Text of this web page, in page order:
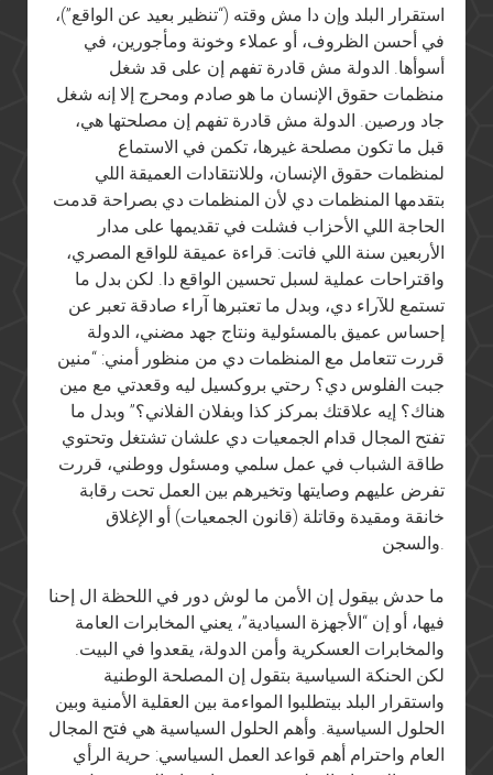
استقرار البلد وإن دا مش وقته (“تنظير بعيد عن الواقع”)،
في أحسن الظروف، أو عملاء وخونة ومأجورين، في
أسوأها. الدولة مش قادرة تفهم إن على قد شغل
منظمات حقوق الإنسان ما هو صادم ومحرج إلا إنه شغل
جاد ورصين. الدولة مش قادرة تفهم إن مصلحتها هي،
قبل ما تكون مصلحة غيرها، تكمن في الاستماع
لمنظمات حقوق الإنسان، وللانتقادات العميقة اللي
بتقدمها المنظمات دي لأن المنظمات دي بصراحة قدمت
الحاجة اللي الأحزاب فشلت في تقديمها على مدار
الأربعين سنة اللي فاتت: قراءة عميقة للواقع المصري،
واقتراحات عملية لسبل تحسين الواقع دا. لكن بدل ما
تستمع للآراء دي، وبدل ما تعتبرها آراء صادقة تعبر عن
إحساس عميق بالمسئولية ونتاج جهد مضني، الدولة
قررت تتعامل مع المنظمات دي من منظور أمني: “منين
جبت الفلوس دي؟ رحتي بروكسيل ليه وقعدتي مع مين
هناك؟ إيه علاقتك بمركز كذا وبفلان الفلاني؟” وبدل ما
تفتح المجال قدام الجمعيات دي علشان تشتغل وتحتوي
طاقة الشباب في عمل سلمي ومسئول ووطني، قررت
تفرض عليهم وصايتها وتخيرهم بين العمل تحت رقابة
خانقة ومقيدة وقاتلة (قانون الجمعيات) أو الإغلاق
ما حدش بيقول إن الأمن ما لوش دور في اللحظة ال إحنا
فيها، أو إن “الأجهزة السيادية”، يعني المخابرات العامة
والمخابرات العسكرية وأمن الدولة، يقعدوا في البيت.
لكن الحنكة السياسية بتقول إن المصلحة الوطنية
واستقرار البلد بيتطلبوا المواءمة بين العقلية الأمنية وبين
الحلول السياسية. وأهم الحلول السياسية هي فتح المجال
العام واحترام أهم قواعد العمل السياسي: حرية الرأي